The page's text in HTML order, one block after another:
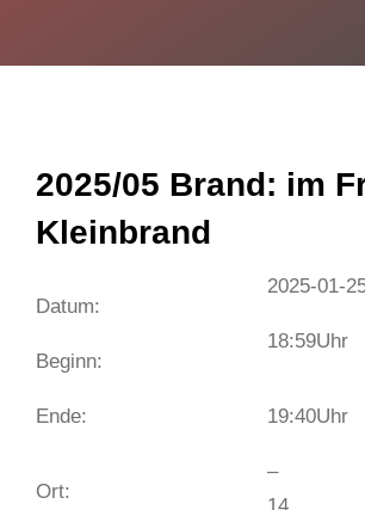
2025/05 Brand: im
Kleinbrand
Datum:
Beginn:
Ende:
2025-01-
18:59Uhr
19:40Uhr
Ort:
–